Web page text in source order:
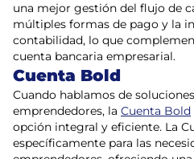
una mejor gestión del flujo de
múltiples formas de pago y la
contabilidad, lo que
cuenta bancaria empresarial.
Cuenta Bold
Cuando hablamos de
emprendedores, la Cuenta Bold
opción integral y eficiente. La
específicamente para las